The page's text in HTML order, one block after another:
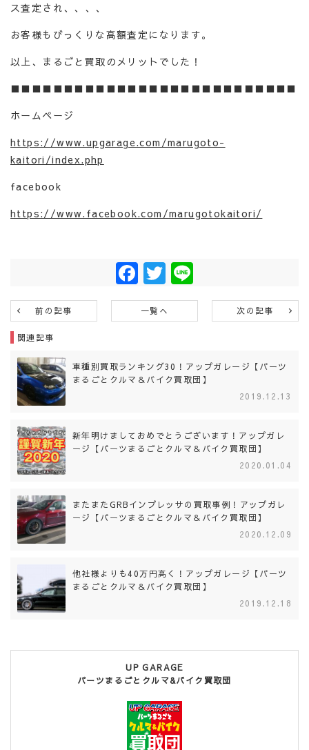
ス査定され、、、、
お客様もびっくりな高額査定になります。
以上、まるごと買取のメリットでした！
■■■■■■■■■■■■■■■■■■■■■■■■■■■
ホームページ
https://www.upgarage.com/marugoto-
kaitori/index.php
facebook
https://www.facebook.com/marugotokaitori/
Facebook
Twitter
前の記事 一覧へ 次の記事
関連記事
車種別買取ランキング30！アップガレージ【パーツ
まるごとクルマ＆バイク買取団】
2019.12.13
新年明けましておめでとうございます！アップガレ
ージ【パーツまるごとクルマ＆バイク買取団】
2020.01.04
またまたGRBインプレッサの買取事例！アップガレ
ージ【パーツまるごとクルマ＆バイク買取団】
2020.12.09
他社様よりも40万円高く！アップガレージ【パーツ
まるごとクルマ＆バイク買取団】
2019.12.18
UP GARAGE
パーツまるごとクルマ&バイク買取団